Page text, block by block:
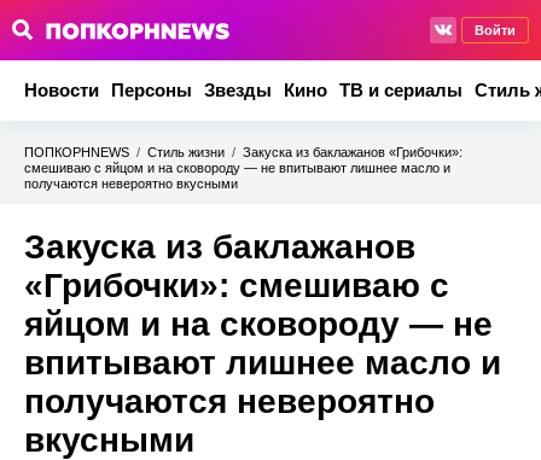
Войти
Новости Персоны Звезды Кино ТВ и сериалы Стиль
ПОПКОРНNEWS / Стиль жизни / Закуска из баклажанов «Грибочки»:
смешиваю с яйцом и на сковороду — не впитывают лишнее масло и
получаются невероятно вкусными
Закуска из баклажанов
«Грибочки»: смешиваю с
яйцом и на сковороду — не
впитывают лишнее масло и
получаются невероятно
вкусными